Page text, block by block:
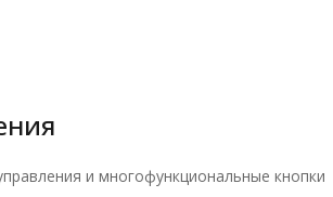
и многофункциональные кнопки